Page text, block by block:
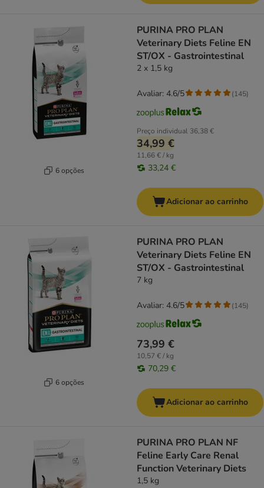
6 opções
PURINA PRO PLAN
Veterinary Diets Feline EN
ST/OX - Gastrointestinal
2 x 1,5 kg
Preço individual 36,38 €
34,99 €
11,66 € / kg
33,24 €
Avaliar: 4.6/5 (145)
Adicionar ao carrinho
6 opções
PURINA PRO PLAN
Veterinary Diets Feline EN
ST/OX - Gastrointestinal
7 kg
73,99 €
10,57 € / kg
70,29 €
Avaliar: 4.6/5 (145)
Adicionar ao carrinho
PURINA PRO PLAN NF
Feline Early Care Renal
Function Veterinary Diets
1,5 kg